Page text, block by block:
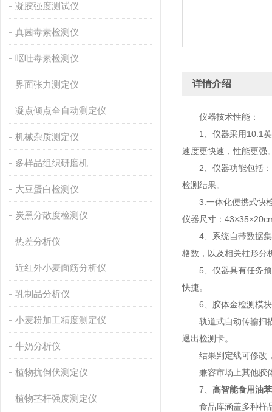
凝胶强度测试仪
真菌毒素检测仪
呕吐毒素检测仪
界面张力测定仪
凝点倾点全自动测定仪
机械杂质测定仪
多样品组织研磨机
大豆蛋白检测仪
炭黑分散度检测仪
热差分析仪
近红外小麦面筋分析仪
乳制品分析仪
小麦粉加工精度测定仪
牛奶分析仪
植物抗倒伏测定仪
植物茎杆强度测定仪
详情介绍
仪器技术性能：
1、仪器采用10.1英
速度更快速，性能更强
2、仪器功能包括：
检测结果。
3.一体化便携式快检
仪器尺寸：
4、系统自带数据集
格数，以及相关柱形分
5、仪器具有任务预
快捷。
6、胶体金检测模
轨道式自动传输扫描
退出检测卡。
结果判定线可修改，
兼容市场上其他胶体
7、 高智能食用油
食品库涵盖多种样品